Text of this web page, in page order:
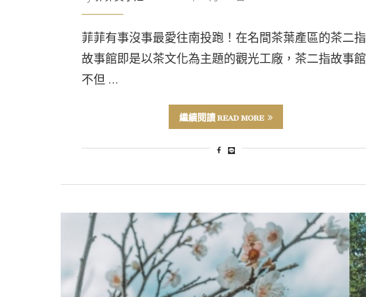
菲菲有事沒事最愛往南投跑！在名間茶葉產區的茶二指
故事館即是以茶文化為主題的觀光工廠，茶二指故事館
不但 …
繼續閱讀 READ MORE